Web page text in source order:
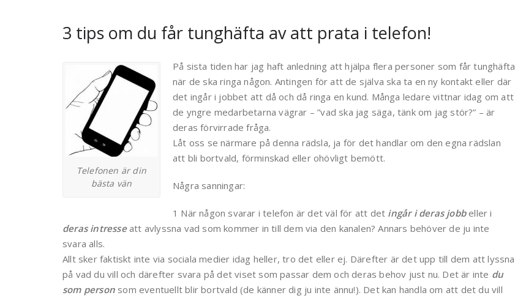
3 tips om du får tunghäfta av att prata i telefon!
Telefonen är din
bästa vän
På sista tiden har jag haft anledning att hjälpa flera personer som får tunghäfta
när de ska ringa någon. Antingen för att de själva ska ta en ny kontakt eller där
det ingår i jobbet att då och då ringa en kund. Många ledare vittnar idag om att
de yngre medarbetarna vägrar – ”vad ska jag säga, tänk om jag stör?” – är
deras förvirrade fråga.
Låt oss se närmare på denna rädsla, ja för det handlar om den egna rädslan
att bli bortvald, förminskad eller ohövligt bemött.
Några sanningar:
1 När någon svarar i telefon är det väl för att det ingår i deras jobbeller i
deras intresseatt avlyssna vad som kommer in till dem via den kanalen? Annars behöver de ju inte
svara alls.
Allt sker faktiskt inte via sociala medier idag heller, tro det eller ej. Därefter är det upp till dem att lyssna
på vad du vill och därefter svara på det viset som passar dem och deras behov just nu. Det är inte du
som person som eventuellt blir bortvald (de känner dig ju inte ännu!). Det kan handla om att det du vill